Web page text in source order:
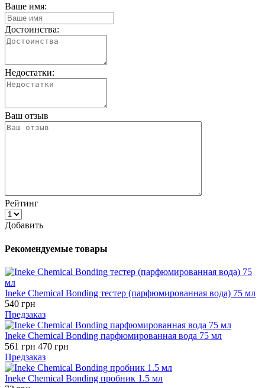
Ваше имя:
Достоинства:
Недостатки:
Ваш отзыв
Рейтинг
Добавить
Рекомендуемые товары
Ineke Chemical Bonding тестер (парфюмированная вода) 75 мл
540 грн
Предзаказ
Ineke Chemical Bonding парфюмированная вода 75 мл
561 грн 470 грн
Предзаказ
Ineke Chemical Bonding пробник 1.5 мл